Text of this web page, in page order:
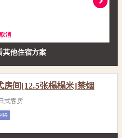
消
其他住宿方案
房间[12.5张榻榻米]禁烟
式客房
络